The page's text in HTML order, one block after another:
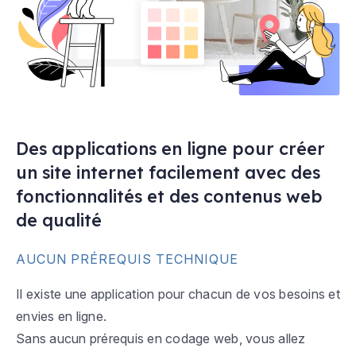
Des applications en ligne pour créer
un site internet facilement avec des
fonctionnalités et des contenus web
de qualité
AUCUN PRÉREQUIS TECHNIQUE
Il existe une application pour chacun de vos besoins et
envies en ligne.
Sans aucun prérequis en codage web, vous allez